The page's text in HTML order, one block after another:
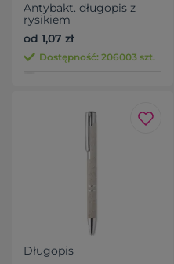
Antybakt. długopis z
rysikiem
od 1,07 zł
Dostępność: 206003 szt.
Długopis